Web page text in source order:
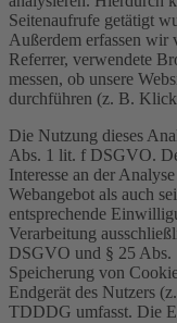
Seitenaufrufe getätigt
Außerdem erfassen wir
Referrer, verwendete
messen, ob unsere
durchführen (z. B.
Die Nutzung dieses
Abs. 1 lit. f DSGVO.
Interesse an der
Webangebot als auch
entsprechende
Verarbeitung
DSGVO und § 25
Speicherung von
Endgerät des Nutzers
TDDDG umfasst. Die